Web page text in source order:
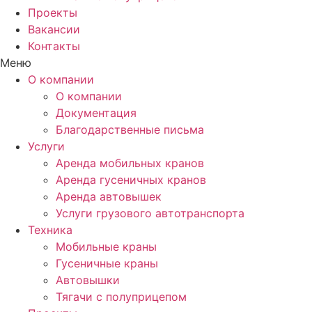
Проекты
Вакансии
Контакты
Меню
О компании
О компании
Документация
Благодарственные письма
Услуги
Аренда мобильных кранов
Аренда гусеничных кранов
Аренда автовышек
Услуги грузового автотранспорта
Техника
Мобильные краны
Гусеничные краны
Автовышки
Тягачи с полуприцепом